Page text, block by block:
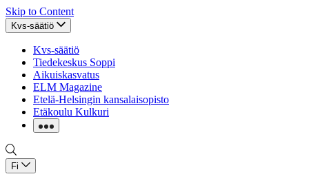
Skip to Content
Kvs-säätiö
Kvs-säätiö
Tiedekeskus Soppi
Aikuiskasvatus
ELM Magazine
Etelä-Helsingin kansalaisopisto
Etäkoulu Kulkuri
Fi